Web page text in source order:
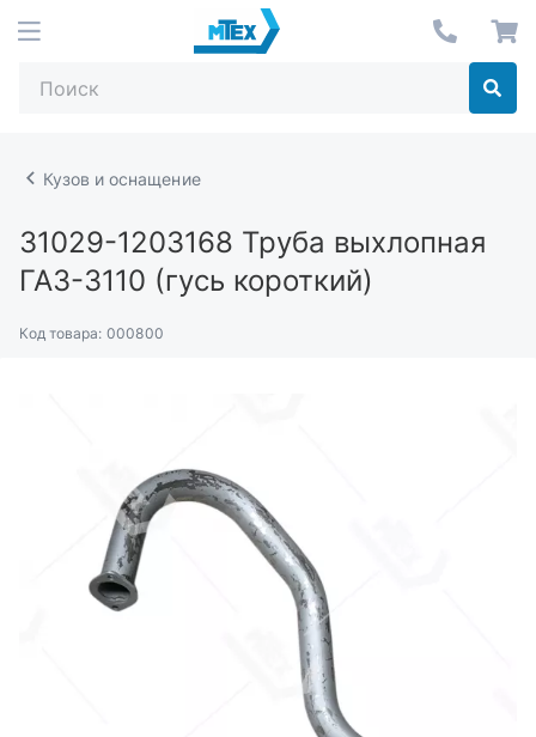
Кузов и оснащение
31029-1203168 Труба выхлопная
ГАЗ-3110 (гусь короткий)
Код товара: 000800